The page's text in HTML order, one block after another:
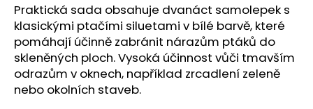
Praktická sada obsahuje dvanáct samolepek s
klasickými ptačími siluetami v bílé barvě, které
pomáhají účinně zabránit nárazům ptáků do
skleněných ploch. Vysoká účinnost vůči tmavším
odrazům v oknech, například zrcadlení zeleně
nebo okolních staveb.
HLEDAT
D
o
p